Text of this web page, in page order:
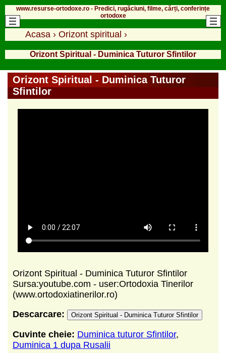
www.resurse-ortodoxe.ro - Predici, rugăciuni, filme, cărți, conferințe
ortodoxe
Acasa › Orizont spiritual ›
Orizont Spiritual - Duminica Tuturor Sfintilor
Orizont Spiritual - Duminica Tuturor
Sfintilor
Orizont Spiritual - Duminica Tuturor Sfintilor
Sursa:youtube.com - user:Ortodoxia Tinerilor
(www.ortodoxiatinerilor.ro)
Descarcare:
Orizont Spiritual - Duminica Tuturor Sfintilor
Cuvinte cheie: Duminica tuturor Sfintilor,
Duminica 1 dupa Rusalii